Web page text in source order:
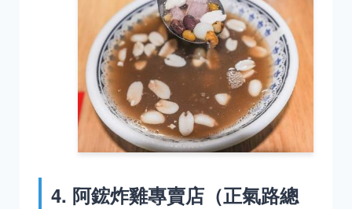
4. 阿鋐炸雞專賣店（正氣路總